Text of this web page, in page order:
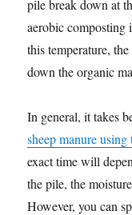
pile break down at
aerobic composting
this temperature,
down the organic
In general, it takes
sheep manure
exact time will
the pile, the
However, you can